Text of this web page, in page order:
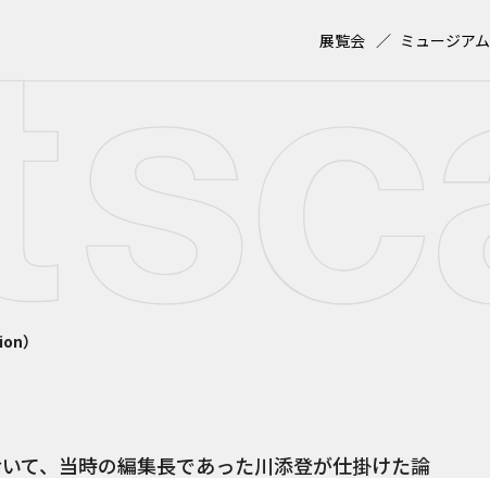
展覧会 ミュージアム
）
て、当時の編集長であった川添登が仕掛けた論